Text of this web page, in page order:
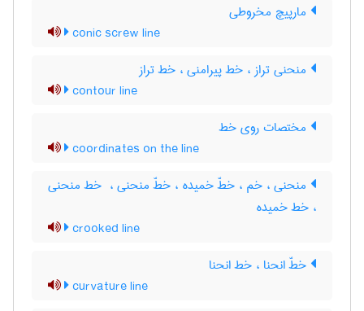
مارپیچ مخروطی
conic screw line
منحنی تراز ، خط پیرامنی ، خط تراز
contour line
مختصات روی خط
coordinates on the line
منحنی ، خم ، خطّ خمیده ، خطّ منحنی ، ‌ خط منحنی
، خط خمیده
crooked line
خطّ انحنا ، خط انحنا
curvature line